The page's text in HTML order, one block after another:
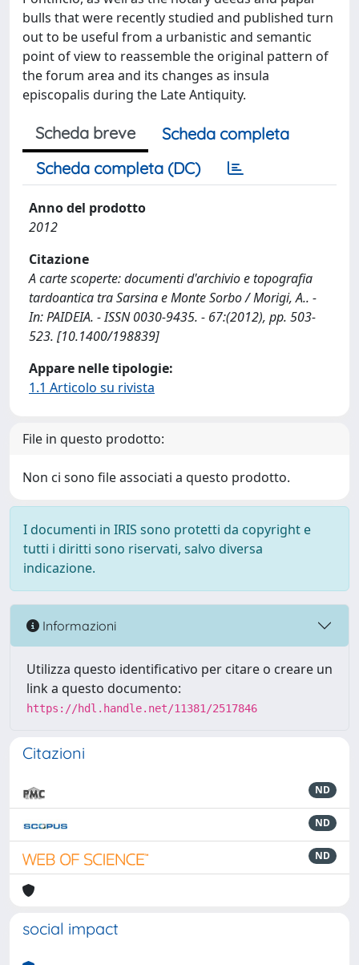
bulls that were recently studied and published turn
out to be useful from a urbanistic and semantic
point of view to reassemble the original pattern of
the forum area and its changes as insula
episcopalis during the Late Antiquity.
Scheda breve
Scheda completa
Scheda completa (DC)
Anno del prodotto
2012
Citazione
A carte scoperte: documenti d'archivio e topografia
tardoantica tra Sarsina e Monte Sorbo / Morigi, A.. -
In: PAIDEIA. - ISSN 0030-9435. - 67:(2012), pp. 503-
523. [10.1400/198839]
Appare nelle tipologie:
1.1 Articolo su rivista
File in questo prodotto:
Non ci sono file associati a questo prodotto.
I documenti in IRIS sono protetti da copyright e
tutti i diritti sono riservati, salvo diversa
indicazione.
Informazioni
Utilizza questo identificativo per citare o creare un
link a questo documento:
https://hdl.handle.net/11381/2517846
Citazioni
ND
ND
ND
social impact